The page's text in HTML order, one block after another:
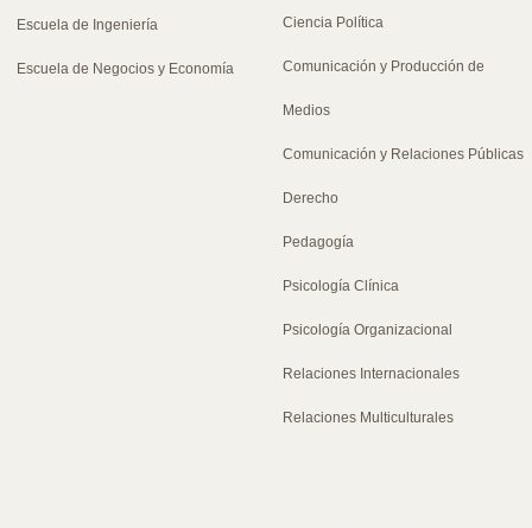
Escuela de Ingeniería
Escuela de Negocios y Economía
Ciencia Política
Comunicación y Producción de
Medios
Comunicación y Relaciones Públicas
Derecho
Pedagogía
Psicología Clínica
Psicología Organizacional
Relaciones Internacionales
Relaciones Multiculturales